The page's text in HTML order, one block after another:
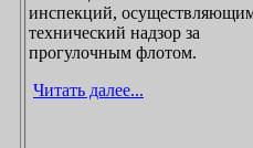
инспекций,
технический надзор за
прогулочным флотом.
Читать далее...